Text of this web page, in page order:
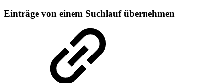
Einträge von einem Suchlauf übernehmen